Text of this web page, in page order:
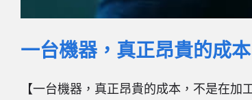
一台機器，真正昂貴的成
【一台機器，真正昂貴的成本，不是在